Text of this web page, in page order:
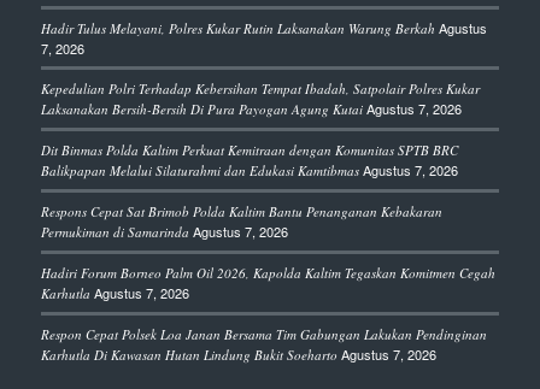
Hadir Tulus Melayani, Polres Kukar Rutin Laksanakan Warung Berkah Agustus
7, 2026
Kepedulian Polri Terhadap Kebersihan Tempat Ibadah, Satpolair Polres Kukar
Laksanakan Bersih-Bersih Di Pura Payogan Agung Kutai Agustus 7, 2026
Dit Binmas Polda Kaltim Perkuat Kemitraan dengan Komunitas SPTB BRC
Balikpapan Melalui Silaturahmi dan Edukasi Kamtibmas Agustus 7, 2026
Respons Cepat Sat Brimob Polda Kaltim Bantu Penanganan Kebakaran
Permukiman di Samarinda Agustus 7, 2026
Hadiri Forum Borneo Palm Oil 2026, Kapolda Kaltim Tegaskan Komitmen Cegah
Karhutla Agustus 7, 2026
Respon Cepat Polsek Loa Janan Bersama Tim Gabungan Lakukan Pendinginan
Karhutla Di Kawasan Hutan Lindung Bukit Soeharto Agustus 7, 2026